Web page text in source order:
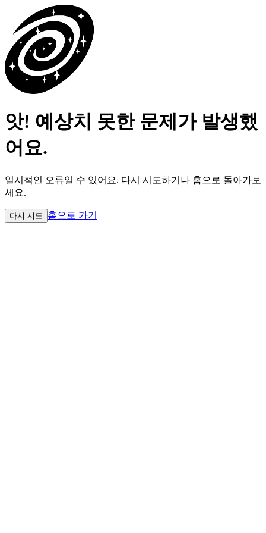
앗! 예상치 못한 문제가 발생했
어요.
일시적인 오류일 수 있어요. 다시 시도하거나 홈으로 돌아가보
세요.
다시 시도 홈으로 가기